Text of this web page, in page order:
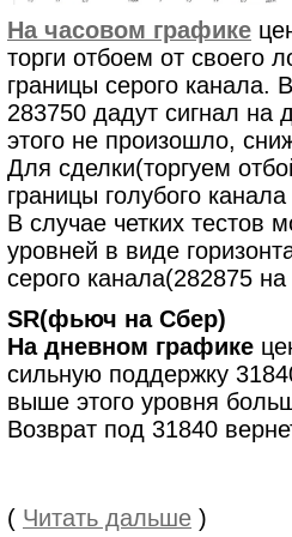
На часовом графике
торги отбоем от своего
границы серого канала.
283750 дадут сигнал на
этого не произошло,
Для сделки(торгуем
границы голубого
В случае четких тестов
уровней в виде
серого канала(282875 на
SR(фьюч на Сбер)
На дневном графике
сильную поддержку
выше этого уровня
Возврат под 31840
( Читать дальше )